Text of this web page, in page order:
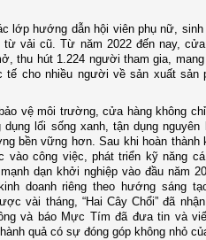
lớp hướng dẫn hội viên phụ nữ,
vải cũ. Từ năm 2022 đến nay,
thu hút 1.224 người tham gia,
cho nhiều người về sản xuất sản
vệ môi trường, cửa hàng không
lối sống xanh, tận dụng
bền vững hơn. Sau khi hoàn thành
vào công việc, phát triển kỹ năng
dạn khởi nghiệp vào đầu năm
doanh riêng theo hướng sáng
vài tháng, “Hai Cây Chổi” đã
và báo Mực Tím đã đưa tin và
quả có sự đóng góp không nhỏ